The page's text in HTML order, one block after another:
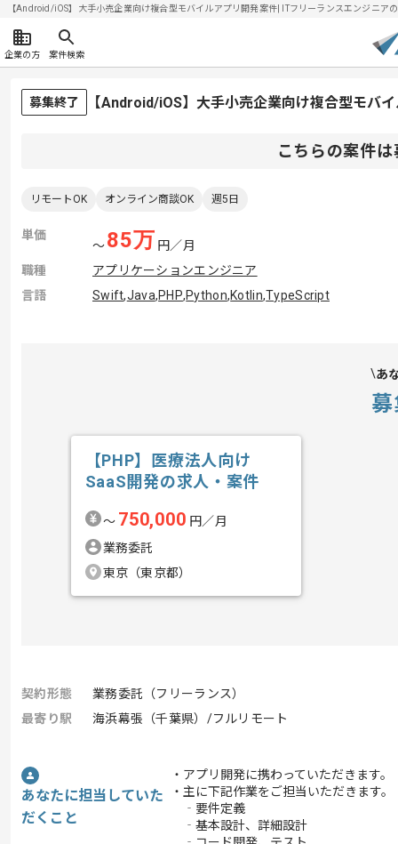
【Android/iOS】大手小売企業向け複合型モバイルアプリ開発案件| ITフリーランスエンジニ
企業の方 案件検索
募集終了 【Android/iOS】大手小売企業向け複合型モバ
こちらの案件
リモートOK オンライン商談OK 週5日
単価
〜85万 円／月
職種
アプリケーションエンジニア
言語
Swift,Java,PHP,Python,Kotlin,TypeScript
あ
【PHP】医療法人向け
SaaS開発の求人・案件
〜 750,000 円／月
業務委託
東京（東京都）
契約形態
業務委託（フリーランス）
最寄り駅
海浜幕張（千葉県）/フルリモート
あなたに担当していた
だくこと
・アプリ開発に携わっていただきます。
・主に下記作業をご担当いただきます。
‐要件定義
‐基本設計、詳細設計